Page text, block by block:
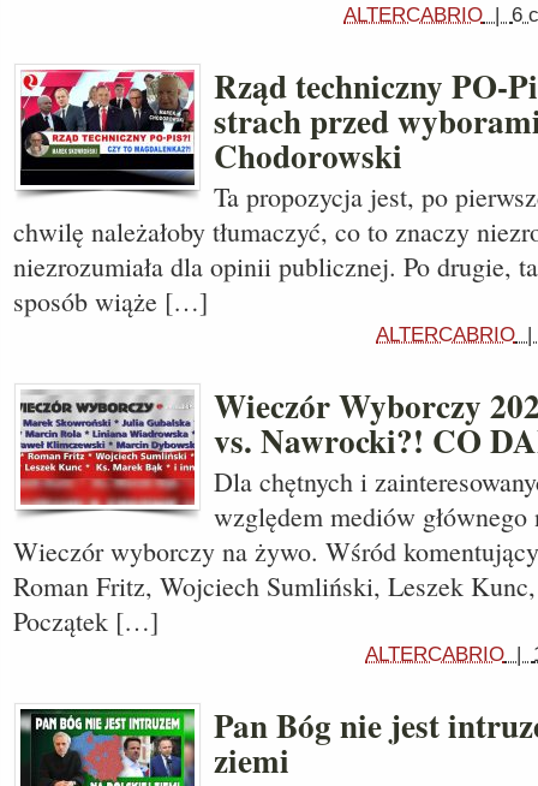
ALTERCABRIO | 6
Rząd techniczny PO-
strach przed
Chodorowski
Ta propozycja jest, po
chwilę należałoby tłumaczyć, co to znaczy
niezrozumiała dla opinii publicznej. Po drugie,
sposób wiąże […]
ALTERCABRIO
Wieczór Wyborczy
vs. Nawrocki?! CO
Dla chętnych i
względem mediów głównego
Wieczór wyborczy na żywo. Wśród
Roman Fritz, Wojciech Sumliński, Leszek
Początek […]
ALTERCABRIO |
Pan Bóg nie jest
ziemi